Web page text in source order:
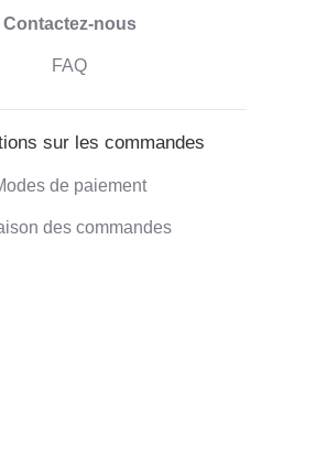
Contactez-nous
FAQ
sur les commandes
de paiement
des commandes